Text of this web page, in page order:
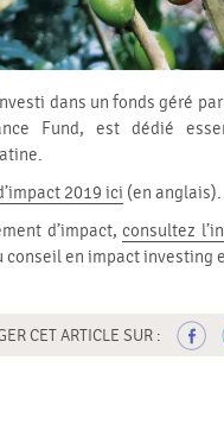
dans un fonds géré par
Fund, est dédié
2019 ici (en anglais).
d’impact,consultez
en impact investing
CET ARTICLE SUR :